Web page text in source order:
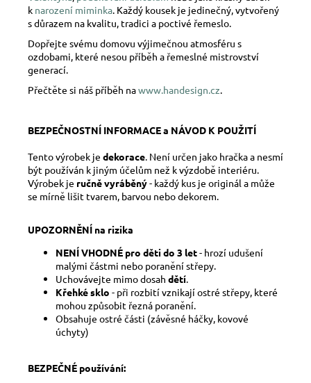
k narození miminka. Každý kousek je jedinečný, vytvořený
s důrazem na kvalitu, tradici a poctivé řemeslo.
Dopřejte svému domovu výjimečnou atmosféru s
ozdobami, které nesou příběh a řemeslné mistrovství
generací.
Přečtěte si náš příběh nawww.handesign.cz.
BEZPEČNOSTNÍ INFORMACE a NÁVOD K POUŽITÍ
Tento výrobek je dekorace. Není určen jako hračka a nesmí
být používán k jiným účelům než k výzdobě interiéru.
Výrobek je ručně vyráběný- každý kus je originál a může
se mírně lišit tvarem, barvou nebo dekorem.
UPOZORNĚNÍ na rizika
NENÍ VHODNÉ pro děti do 3 let- hrozí udušení
malými částmi nebo poranění střepy.
Uchovávejte mimo dosah dětí.
Křehké sklo - při rozbití vznikají ostré střepy, které
mohou způsobit řezná poranění.
Obsahuje ostré části (závěsné háčky, kovové
úchyty)
BEZPEČNÉ používání: